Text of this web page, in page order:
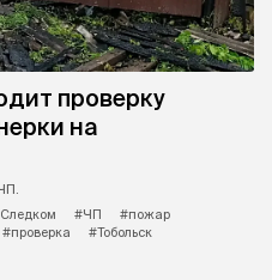
проверку
на
#ЧП
#пожар
#проверка
#Тобольск